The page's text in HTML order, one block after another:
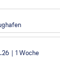
1 Woche